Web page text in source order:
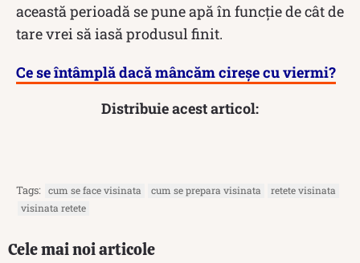
această perioadă se pune apă în funcție de cât de
tare vrei să iasă produsul finit.
Ce se întâmplă dacă mâncăm cireșe cu viermi?
Distribuie acest articol:
Tags: cum se face visinata cum se prepara visinata
retete visinata
visinata retete
Cele mai noi articole